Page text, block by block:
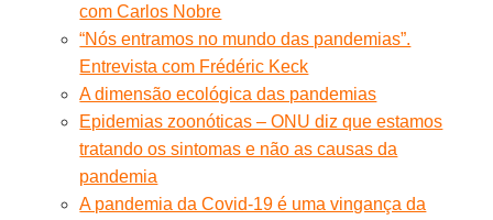
com Carlos Nobre
“Nós entramos no mundo das pandemias”.
Entrevista com Frédéric Keck
A dimensão ecológica das pandemias
Epidemias zoonóticas – ONU diz que estamos
tratando os sintomas e não as causas da
pandemia
A pandemia da Covid-19 é uma vingança da